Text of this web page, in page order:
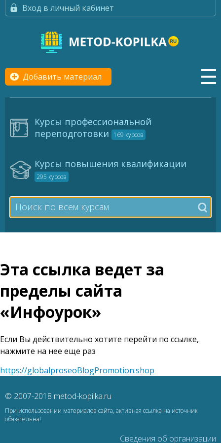
Вход в личный кабинет
Добавить материал
Курсы профессиональной
переподготовки
169 курсов
Курсы повышения квалификации
295 курсов
Эта ссылка ведет за
пределы сайта
«Инфоурок»
Если Вы действительно хотите перейти по ссылке,
нажмите на нее еще раз
https://globalproseoBlogPromotion.shop
© 2007-2018 metod-kopilka.ru
При использовании материалов сайта, активная ссылка на источник
обязательна!
Сведения об организации